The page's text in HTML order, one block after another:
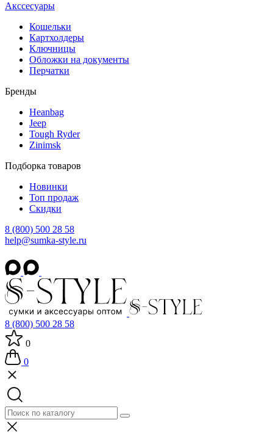
Акссесуары
Кошельки
Картхолдеры
Ключницы
Обложки на документы
Перчатки
Бренды
Heanbag
Jeep
Tough Ryder
Zinimsk
Подборка товаров
Новинки
Топ продаж
Скидки
8 (800) 500 28 58
help@sumka-style.ru
8 (800) 500 28 58
0
0